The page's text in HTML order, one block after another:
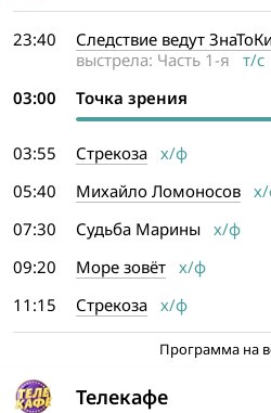
23:40 Следствие ведут ЗнаТоКи
выстрела: Часть 1-я т/с
03:00
Точка зрения
03:55 Стрекоза х/ф
05:40
Михайло Ломоносов
07:30
Судьба Марины х/ф
09:20
Море зовёт х/ф
11:15
Стрекоза х/ф
Программа на
Телекафе